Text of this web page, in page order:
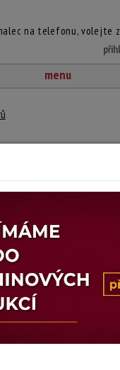
na telefonu, volejte
menu
2005